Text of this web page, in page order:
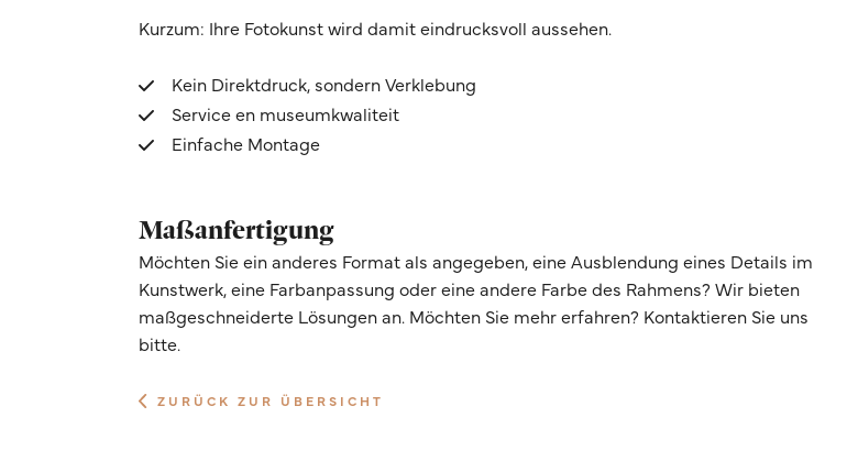
Kurzum: Ihre Fotokunst wird damit eindrucksvoll aussehen.
Kein Direktdruck, sondern Verklebung
Service en museumkwaliteit
Einfache Montage
Maßanfertigung
Möchten Sie ein anderes Format als angegeben, eine Ausblendung eines Details im
Kunstwerk, eine Farbanpassung oder eine andere Farbe des Rahmens? Wir bieten
maßgeschneiderte Lösungen an. Möchten Sie mehr erfahren? Kontaktieren Sie uns
bitte.
ZURÜCK ZUR ÜBERSICHT